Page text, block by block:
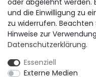
oder abgelehnt werden.
und die Einwilligung zu
zu widerrufen. Beachten
Hinweise zur
Daten­schutz­erklärung.
Essenziell
Externe Medien